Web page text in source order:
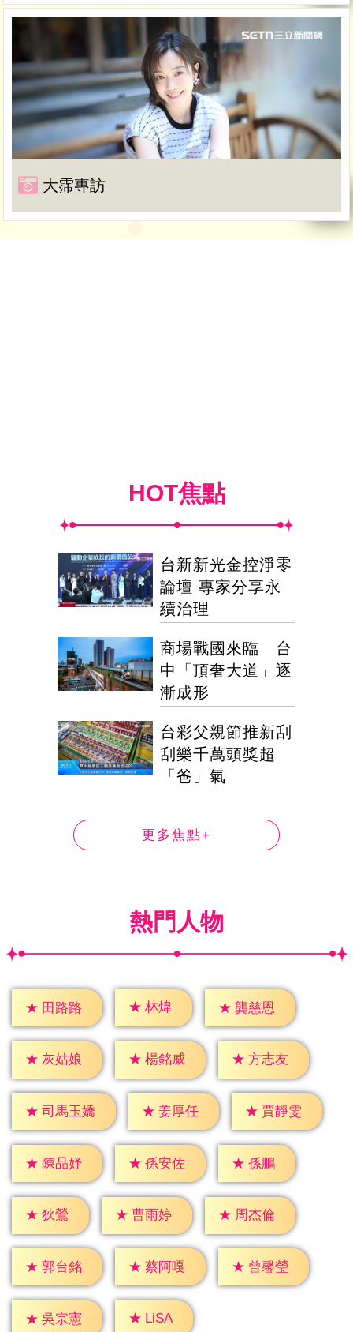
大霈專訪
HOT焦點
台新新光金控淨零
論壇 專家分享永
續治理
商場戰國來臨 台
中「頂奢大道」逐
漸成形
台彩父親節推新刮
刮樂千萬頭獎超
「爸」氣
更多焦點+
熱門人物
★ 田路路 ★ 林煒 ★ 龔慈恩
★ 灰姑娘 ★ 楊銘威 ★ 方志友
★ 司馬玉嬌 ★ 姜厚任 ★ 賈靜雯
★ 陳品妤 ★ 孫安佐 ★ 孫鵬
★ 狄鶯 ★ 曹雨婷 ★ 周杰倫
★ 郭台銘 ★ 蔡阿嘎 ★ 曾馨瑩
★ 吳宗憲 ★ LiSA